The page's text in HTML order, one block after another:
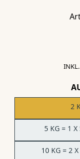
2
5 KG = 1
10 KG = 2